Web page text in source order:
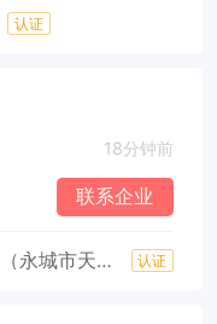
认证
18分钟前
联系企业
品品香白茶【沱滨南路店】（永城市天诚茶叶商行） 认证